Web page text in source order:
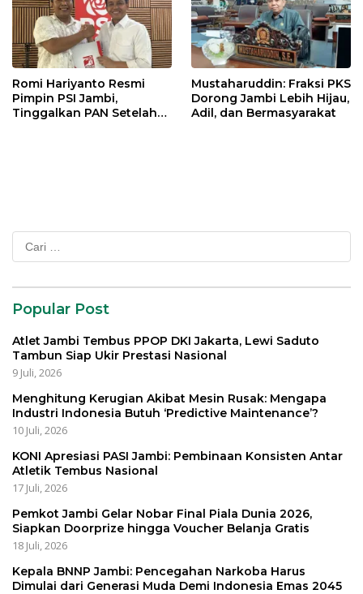
Romi Hariyanto Resmi
Pimpin PSI Jambi,
Tinggalkan PAN Setelah
Mustaharuddin: Fraksi PKS
Dorong Jambi Lebih Hijau,
Adil, dan Bermasyarakat
Cari
untuk:
Popular Post
Atlet Jambi Tembus PPOP DKI Jakarta, Lewi Saduto
Tambun Siap Ukir Prestasi Nasional
9 Juli, 2026
Menghitung Kerugian Akibat Mesin Rusak: Mengapa
Industri Indonesia Butuh ‘Predictive Maintenance’?
10 Juli, 2026
KONI Apresiasi PASI Jambi: Pembinaan Konsisten Antar
Atletik Tembus Nasional
17 Juli, 2026
Pemkot Jambi Gelar Nobar Final Piala Dunia 2026,
Siapkan Doorprize hingga Voucher Belanja Gratis
18 Juli, 2026
Kepala BNNP Jambi: Pencegahan Narkoba Harus
Dimulai dari Generasi Muda Demi Indonesia Emas 2045